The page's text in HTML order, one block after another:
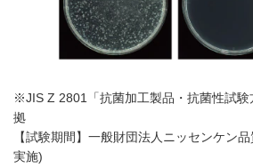
※JIS Z 2801「抗菌加工製品・抗菌性試験
拠
【試験期間】一般財団法人ニッセンケン
実施)